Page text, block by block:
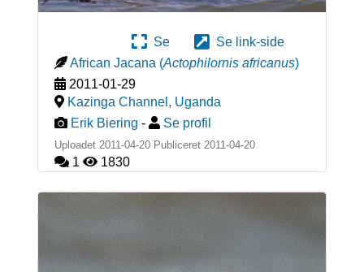
Se
Se link-side
African Jacana (Actophilornis africanus)
2011-01-29
Kazinga Channel , Uganda
Erik Biering - Se profil
Uploadet 2011-04-20 Publiceret 2011-04-20
1 1830